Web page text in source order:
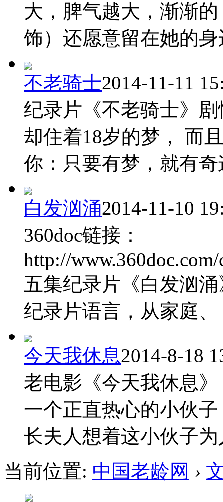
大，脾气越大，渐渐
饰）还愿意留在她的
不老骑士2014-11-11
纪录片《不老骑士》
却住着18岁的梦， 而
你：只要有梦，就有奇
白发汹涌2014-11-10
360doc链接：
http://
五集纪录片《白发汹
纪录片语言，从家庭、
今天我休息2014-8-18
老电影《今天我休息
一个正直热心的小伙
长夫人想着这小伙子
当前位置: 中国老龄网 ›